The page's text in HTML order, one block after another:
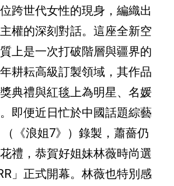
跨世代女性的現身，編織出
權的深刻對話。這座全新空
上是一次打破階層與疆界的
耕耘高級訂製領域，其作品
典禮與紅毯上為明星、名媛
即便近日忙於中國話題綜藝
（《浪姐7》）錄製，蕭薔仍
禮，恭賀好姐妹林薇時尚選
」正式開幕。林薇也特別感